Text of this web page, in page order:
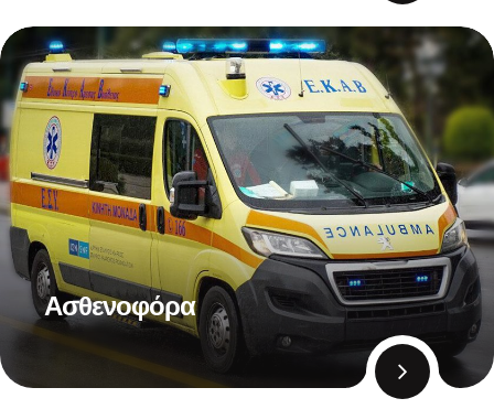
Ασθενοφόρα